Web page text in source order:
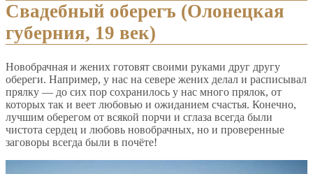
Свадебный оберегъ (Олонецкая
губерния, 19 век)
Новобрачная и жених готовят своими руками друг другу
обереги. Например, у нас на севере жених делал и расписывал
прялку — до сих пор сохранилось у нас много прялок, от
которых так и веет любовью и ожиданием счастья. Конечно,
лучшим оберегом от всякой порчи и сглаза всегда были
чистота сердец и любовь новобрачных, но и проверенные
заговоры всегда были в почёте!